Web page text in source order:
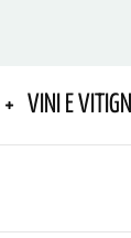
VINI E VITIGNI